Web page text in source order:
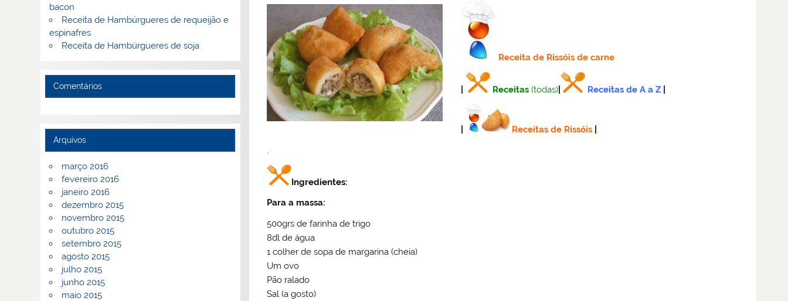
Receita de Rissóis de carne
Receitas (todas)| Receitas de A a Z
Receitas de Rissóis
Ingredientes:
Para a massa:
500grs de farinha de trigo
8dl de água
1 colher de sopa de margarina (cheia)
Um ovo
Pão ralado
Sal (a gosto)
bacon
Receita de Hambúrgueres de requeijão e
espinafres
Receita de Hambúrgueres de soja
Comentários
Arquivos
março 2016
fevereiro 2016
janeiro 2016
dezembro 2015
novembro 2015
outubro 2015
setembro 2015
agosto 2015
julho 2015
junho 2015
maio 2015